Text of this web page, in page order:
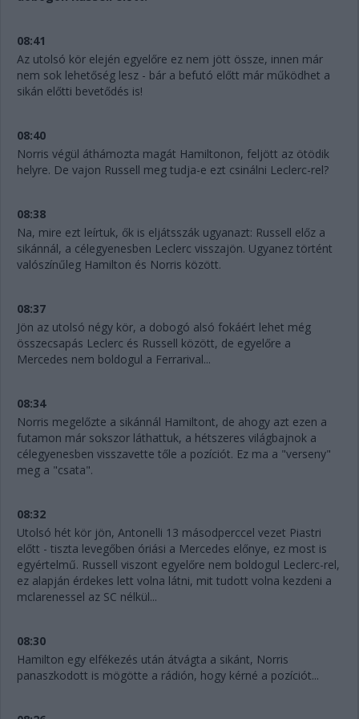
08:41
Az utolsó kör elején egyelőre ez nem jött össze, innen már
nem sok lehetőség lesz - bár a befutó előtt már működhet a
sikán előtti bevetődés is!
08:40
Norris végül áthámozta magát Hamiltonon, feljött az ötödik
helyre. De vajon Russell meg tudja-e ezt csinálni Leclerc-rel?
08:38
Na, mire ezt leírtuk, ők is eljátsszák ugyanazt: Russell előz a
sikánnál, a célegyenesben Leclerc visszajön. Ugyanez történt
valószínűleg Hamilton és Norris között.
08:37
Jön az utolsó négy kör, a dobogó alsó fokáért lehet még
összecsapás Leclerc és Russell között, de egyelőre a
Mercedes nem boldogul a Ferrarival...
08:34
Norris megelőzte a sikánnál Hamiltont, de ahogy azt ezen a
futamon már sokszor láthattuk, a hétszeres világbajnok a
célegyenesben visszavette tőle a pozíciót. Ez ma a "verseny"
meg a "csata".
08:32
Utolsó hét kör jön, Antonelli 13 másodperccel vezet Piastri
előtt - tiszta levegőben óriási a Mercedes előnye, ez most is
egyértelmű. Russell viszont egyelőre nem boldogul Leclerc-rel,
ez alapján érdekes lett volna látni, mit tudott volna kezdeni a
mclarenessel az SC nélkül...
08:30
Hamilton egy elfékezés után átvágta a sikánt, Norris
panaszkodott is mögötte a rádión, hogy kérné a pozíciót...